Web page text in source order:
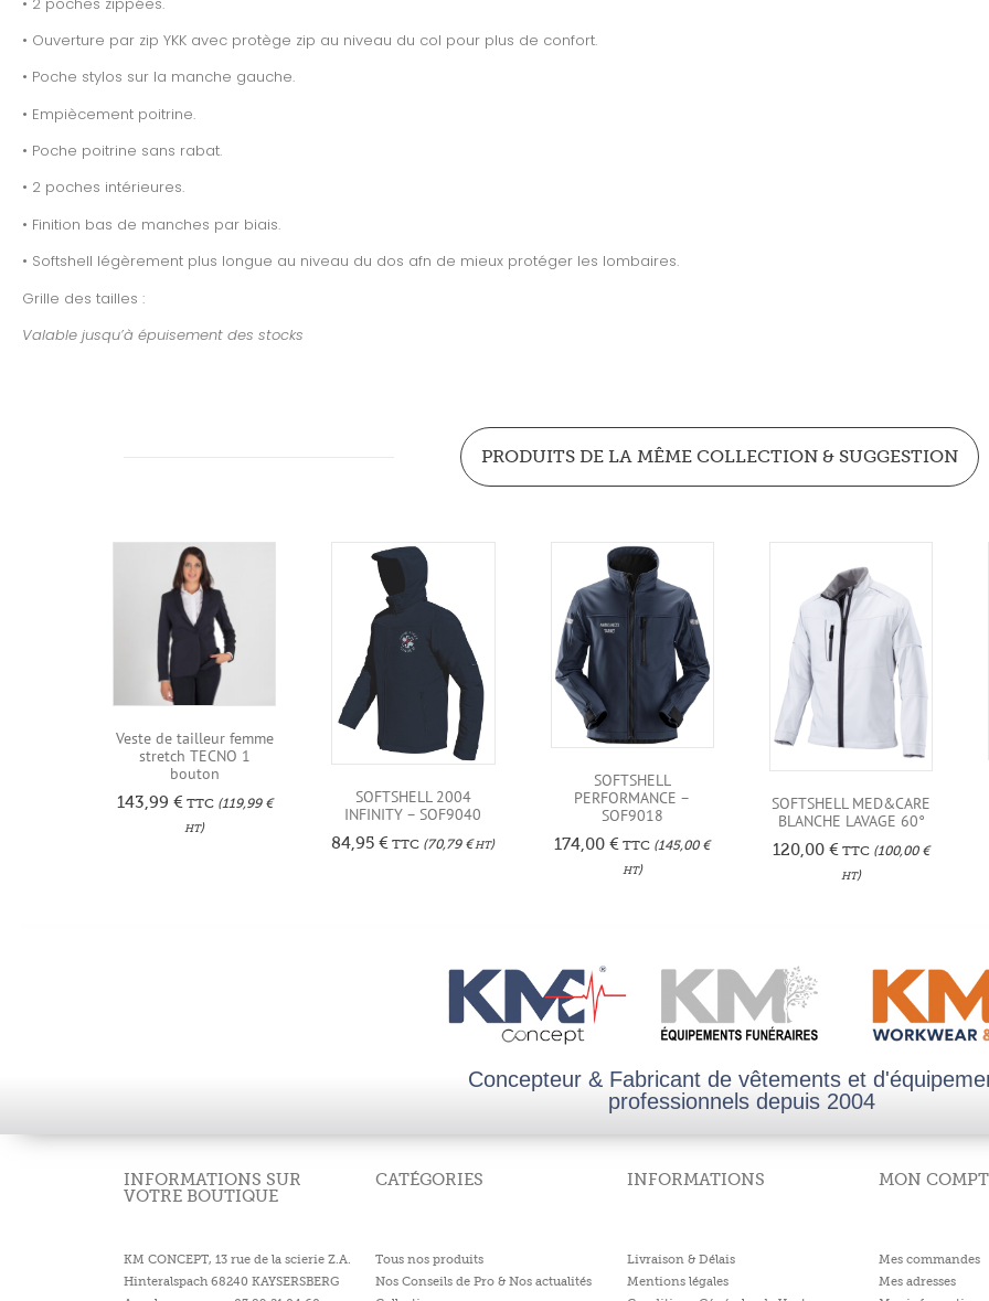
• Ouverture par zip YKK avec protège zip au niveau du col pour plus de confort.
• Poche stylos sur la manche gauche.
• Empiècement poitrine.
• Poche poitrine sans rabat.
• 2 poches intérieures.
• Finition bas de manches par biais.
• Softshell légèrement plus longue au niveau du dos afn de mieux protéger les lombaires.
Grille des tailles :
Valable jusqu’à épuisement des stocks
PRODUITS DE LA MÊME COLLECTION & SUGGESTION
Veste de tailleur femme
stretch TECNO 1
bouton
143,99 € TTC(119,99 €
HT)
SOFTSHELL 2004
INFINITY – SOF9040
84,95€ TTC (70,79 €HT)
SOFTSHELL
PERFORMANCE –
SOF9018
174,00€ TTC (145,00 €
HT)
SOFTSHELL MED&CARE
BLANCHE LAVAGE 60°
120,00€ TTC (100,00 €
HT)
Concepteur & Fabricant de vêtements et
professionnels depuis 2004
INFORMATIONS SUR
VOTRE BOUTIQUE
CATÉGORIES INFORMATIONS MON
KM CONCEPT, 13 rue de la scierie Z.A.
Hinteralspach 68240 KAYSERSBERG
Tous nos produits
Nos Conseils de Pro & Nos actualités
Livraison & Délais
Mentions légales
Mes commandes
Mes adresses